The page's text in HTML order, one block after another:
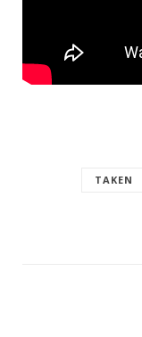
TAKEN